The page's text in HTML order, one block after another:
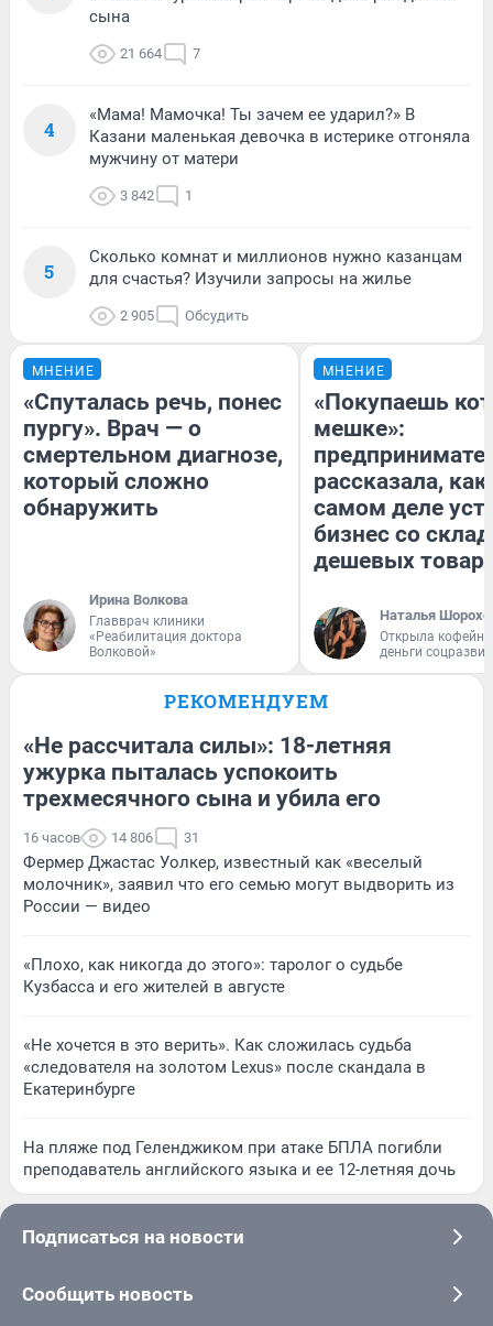
сына
21 664 7
4
«Мама! Мамочка! Ты зачем ее ударил?» В
Казани маленькая девочка в истерике отгоняла
мужчину от матери
3 842 1
5
Сколько комнат и миллионов нужно казанцам
для счастья? Изучили запросы на жилье
2 905 Обсудить
МНЕНИЕ
«Спуталась речь, понес
пургу». Врач — о
смертельном диагнозе,
который сложно
обнаружить
Ирина Волкова
Главврач клиники
«Реабилитация доктора
Волковой»
МНЕНИЕ
«Покупаешь
мешке»:
рассказала, как
самом деле
бизнес со
дешевых
Наталья
Открыла
деньги
РЕКОМЕНДУЕМ
«Не рассчитала силы»: 18-летняя
ужурка пыталась успокоить
трехмесячного сына и убила его
16 часов 14 806 31
Фермер Джастас Уолкер, известный как «веселый
молочник», заявил что его семью могут выдворить из
России — видео
«Плохо, как никогда до этого»: таролог о судьбе
Кузбасса и его жителей в августе
«Не хочется в это верить». Как сложилась судьба
«следователя на золотом Lexus» после скандала в
Екатеринбурге
На пляже под Геленджиком при атаке БПЛА погибли
преподаватель английского языка и ее 12-летняя дочь
Подписаться на новости
Сообщить новость